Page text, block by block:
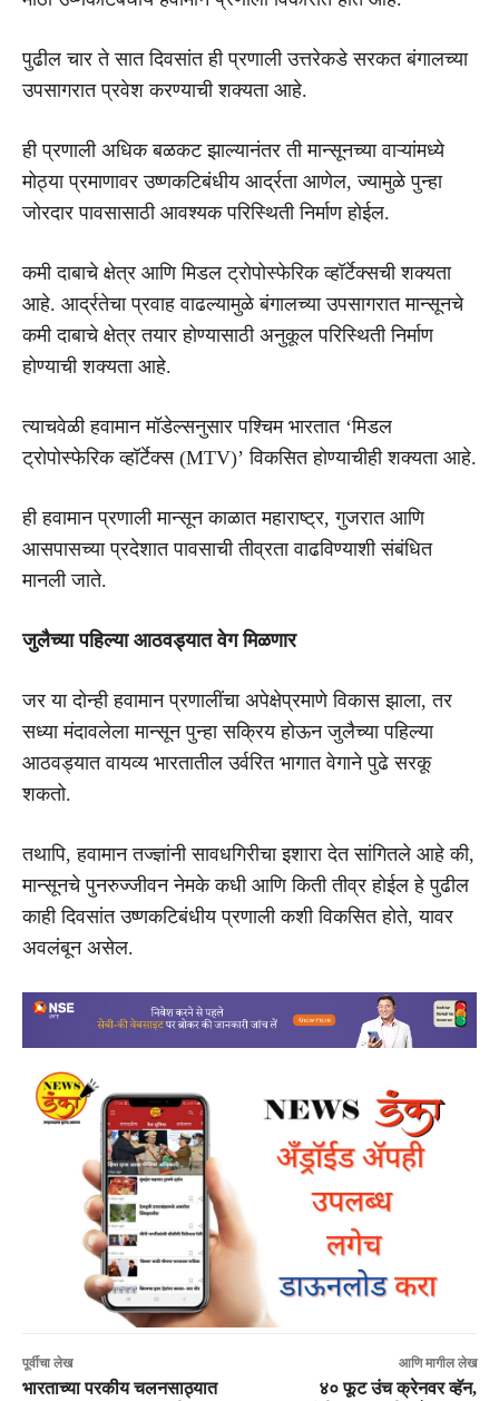
पुढील चार ते सात दिवसांत ही प्रणाली उत्तरेकडे सरकत बंगालच्या
उपसागरात प्रवेश करण्याची शक्यता आहे.
ही प्रणाली अधिक बळकट झाल्यानंतर ती मान्सूनच्या वाऱ्यांमध्ये
मोठ्या प्रमाणावर उष्णकटिबंधीय आर्द्रता आणेल, ज्यामुळे पुन्हा
जोरदार पावसासाठी आवश्यक परिस्थिती निर्माण होईल.
कमी दाबाचे क्षेत्र आणि मिडल ट्रोपोस्फेरिक व्हॉर्टेक्सची शक्यता
आहे. आर्द्रतेचा प्रवाह वाढल्यामुळे बंगालच्या उपसागरात मान्सूनचे
कमी दाबाचे क्षेत्र तयार होण्यासाठी अनुकूल परिस्थिती निर्माण
होण्याची शक्यता आहे.
त्याचवेळी हवामान मॉडेल्सनुसार पश्चिम भारतात ‘मिडल
ट्रोपोस्फेरिक व्हॉर्टेक्स (MTV)’ विकसित होण्याचीही शक्यता आहे.
ही हवामान प्रणाली मान्सून काळात महाराष्ट्र, गुजरात आणि
आसपासच्या प्रदेशात पावसाची तीव्रता वाढविण्याशी संबंधित
मानली जाते.
जुलैच्या पहिल्या आठवड्यात वेग मिळणार
जर या दोन्ही हवामान प्रणालींचा अपेक्षेप्रमाणे विकास झाला, तर
सध्या मंदावलेला मान्सून पुन्हा सक्रिय होऊन जुलैच्या पहिल्या
आठवड्यात वायव्य भारतातील उर्वरित भागात वेगाने पुढे सरकू
शकतो.
तथापि, हवामान तज्ज्ञांनी सावधगिरीचा इशारा देत सांगितले आहे की,
मान्सूनचे पुनरुज्जीवन नेमके कधी आणि किती तीव्र होईल हे पुढील
काही दिवसांत उष्णकटिबंधीय प्रणाली कशी विकसित होते, यावर
अवलंबून असेल.
पूर्वीचा लेख
भारताच्या परकीय चलनसाठ्यात
आणि मागील लेख
४० फूट उंच क्रेनवर व्हॅन,